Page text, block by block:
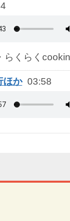
らくらく
ほか 03:58